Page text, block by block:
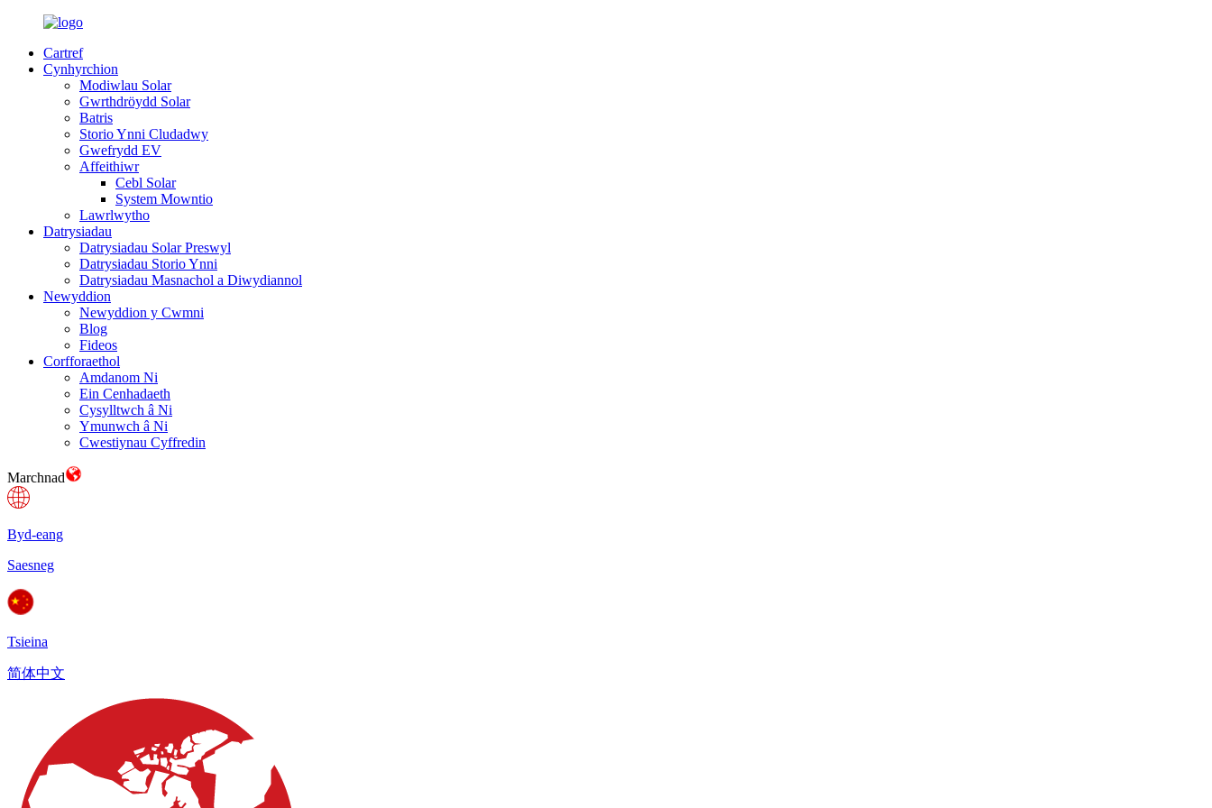
Cartref
Cynhyrchion
Modiwlau Solar
Gwrthdröydd Solar
Batris
Storio Ynni Cludadwy
Gwefrydd EV
Affeithiwr
Cebl Solar
System Mowntio
Lawrlwytho
Datrysiadau
Datrysiadau Solar Preswyl
Datrysiadau Storio Ynni
Datrysiadau Masnachol a Diwydiannol
Newyddion
Newyddion y Cwmni
Blog
Fideos
Corfforaethol
Amdanom Ni
Ein Cenhadaeth
Cysylltwch â Ni
Ymunwch â Ni
Cwestiynau Cyffredin
Marchnad
Byd-eang
Saesneg
Tsieina
简体中文